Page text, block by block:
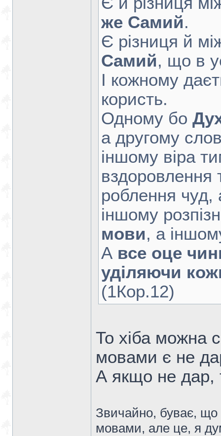
же Самий.
Є різниця й
Самий, що в
І кожному
користь.
Одному бо
а другому
іншому віра
роблення чуд,
іншому
мови, а
А все оце
уділяючи
(1Кор.12)
То хіба можна
мовами є не
А якщо не дар,
Звичайно, буває,
мовами, але це, я